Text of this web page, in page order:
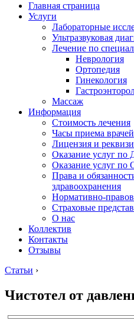
Главная страница
Услуги
Лабораторные
Ультразвуковая
Лечение по
Неврология
Ортопедия
Гинекология
Массаж
Информация
Стоимость лечения
Часы приема врачей
Лицензия и
Оказание услуг
Оказание услуг
Права и
здравоохранения
Нормативно-
Страховые
О нас
Коллектив
Контакты
Отзывы
Статьи ›
Чистотел от